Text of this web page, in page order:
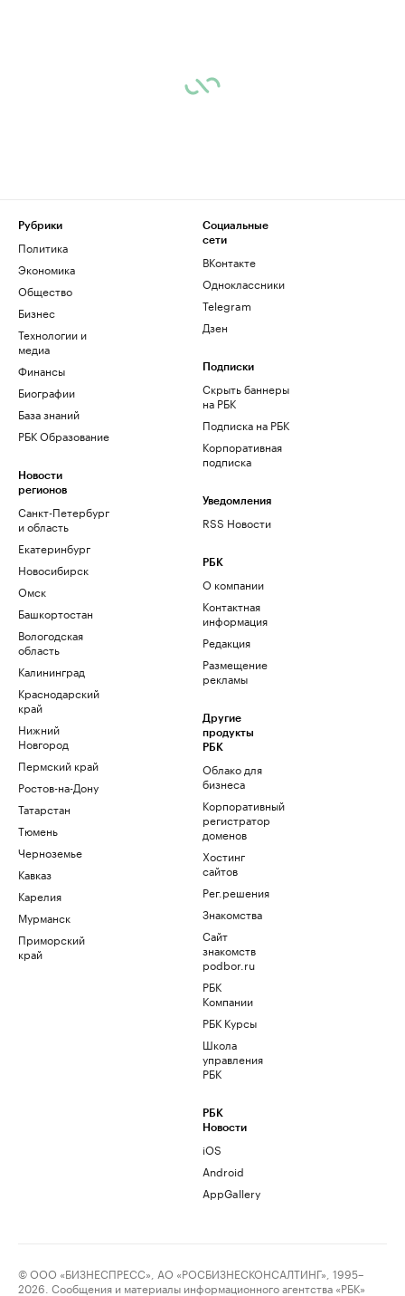
Рубрики
Политика
Экономика
Общество
Бизнес
Технологии и
медиа
Финансы
Биографии
База знаний
РБК Образование
Новости
регионов
Санкт-Петербург
и область
Екатеринбург
Новосибирск
Омск
Башкортостан
Вологодская
область
Калининград
Краснодарский
край
Нижний
Новгород
Пермский край
Ростов-на-Дону
Татарстан
Тюмень
Черноземье
Кавказ
Карелия
Мурманск
Приморский
край
Социальные
сети
ВКонтакте
Одноклассники
Telegram
Дзен
Подписки
Скрыть баннеры
на РБК
Подписка на РБК
Корпоративная
подписка
Уведомления
RSS Новости
РБК
О компании
Контактная
информация
Редакция
Размещение
рекламы
Другие
продукты
РБК
Облако для
бизнеса
Корпоративный
регистратор
доменов
Хостинг
сайтов
Рег.решения
Знакомства
Сайт
знакомств
podbor.ru
РБК
Компании
РБК Курсы
Школа
управления
РБК
РБК
Новости
iOS
Android
AppGallery
© ООО «БИЗНЕСПРЕСС», АО «РОСБИЗНЕСКОНСАЛТИНГ», 1995–
2026. Сообщения и материалы информационного агентства «РБК»